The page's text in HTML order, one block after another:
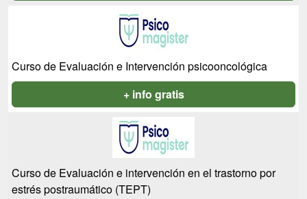
Curso de Evaluación e Intervención psicooncológica
+ info gratis
Curso de Evaluación e intervención en el trastorno por
estrés postraumático (TEPT)